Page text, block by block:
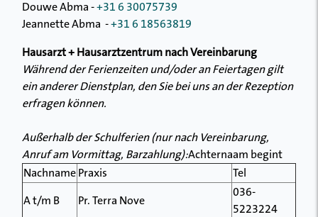
Douwe Abma -+31 6 30075739
Jeannette Abma -+31 6 18563819
Hausarzt + Hausarztzentrum nach Vereinbarung
Während der Ferienzeiten und/oder an Feiertagen gilt
ein anderer Dienstplan, den Sie bei uns an der Rezeption
erfragen können.
Außerhalb der Schulferien (nur nach Vereinbarung,
Anruf am Vormittag, Barzahlung):Achternaam begint
Nachname Praxis Tel
A t/m B Pr. Terra Nove
036-
5223224